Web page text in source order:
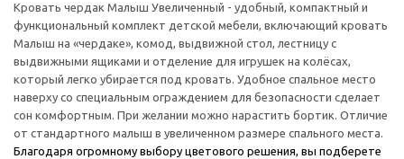
Кровать чердак Малыш Увеличенный - удобный, компактный и
функциональный комплект детской мебели, включающий кровать
Малыш на «чердаке», комод, выдвижной стол, лестницу с
выдвижными ящиками и отделение для игрушек на колёсах,
который легко убирается под кровать. Удобное спальное место
наверху со специальным ограждением для безопасности сделает
сон комфортным. При желании можно нарастить бортик. Отличие
от стандартного малыш в увеличенном размере спального места.
Благодаря огромному выбору цветового решения, вы подберете